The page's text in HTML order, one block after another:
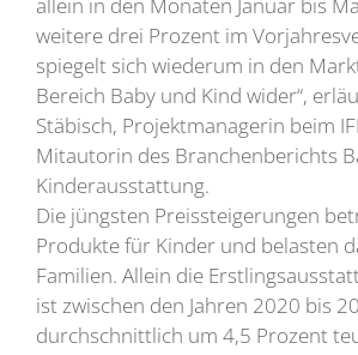
allein in den Monaten Januar bis
weitere drei Prozent im
spiegelt sich wiederum in den
Bereich Baby und Kind wider“,
Stäbisch, Projektmanagerin beim
Mitautorin des Branchenberichts
Kinderausstattung.
Die jüngsten Preissteigerungen
Produkte für Kinder und belasten
Familien. Allein die
ist zwischen den Jahren 2020 bis
durchschnittlich um 4,5 Prozent